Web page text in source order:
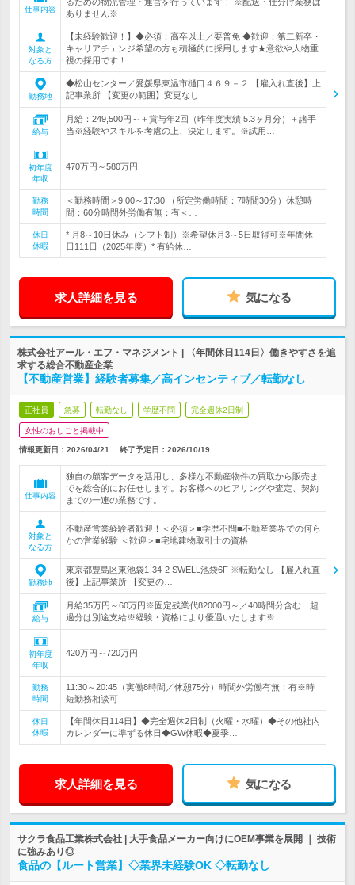
仕事内容
ありません※
対象と
なる方
【未経験歓迎！】◆必須：高卒以上／要普免 ◆歓迎：第二新卒・
キャリアチェンジ希望の方も積極的に採用します★意欲や人物重
視の採用です！
勤務地
◆松山センター／愛媛県東温市樋口４６９－２ 【雇入れ直後】上
記事業所 【変更の範囲】変更なし
給与
月給：249,500円～＋賞与年2回（昨年度実績 5.3ヶ月分）＋諸手
当※経験やスキルを考慮の上、決定します。※試用…
初年度
年収
470万円～580万円
勤務
時間
＜勤務時間＞9:00～17:30 （所定労働時間：7時間30分）休憩時
間：60分時間外労働有無：有＜…
休日
休暇
* 月8～10日休み（シフト制）※希望休月3～5日取得可※年間休
日111日（2025年度）* 有給休…
求人詳細を見る 気になる
株式会社アール・エフ・マネジメント | 〈年間休日114日〉働きやすさを追
求する総合不動産企業
【不動産営業】経験者募集／高インセンティブ／転勤なし
正社員 急募 転勤なし 学歴不問 完全週休2日制
女性のおしごと掲載中
情報更新日：2026/04/21 終了予定日： 2026/10/19
仕事内容
独自の顧客データを活用し、多様な不動産物件の買取から販売ま
でを総合的にお任せします。お客様へのヒアリングや査定、契約
までの一連の業務です。
対象と
なる方
不動産営業経験者歓迎！＜必須＞■学歴不問■不動産業界での何ら
かの営業経験 ＜歓迎＞■宅地建物取引士の資格
勤務地
東京都豊島区東池袋1-34-2 SWELL池袋6F ※転勤なし 【雇入れ直
後】上記事業所 【変更の…
給与
月給35万円～60万円※固定残業代82000円～／40時間分含む 超
過分は別途支給※経験・資格により優遇いたします※…
初年度
年収
420万円～720万円
勤務
時間
11:30～20:45（実働8時間／休憩75分）時間外労働有無：有※時
短勤務相談可
休日
休暇
【年間休日114日】◆完全週休2日制（火曜・水曜）◆その他社内
カレンダーに準ずる休日◆GW休暇◆夏季…
求人詳細を見る 気になる
サクラ食品工業株式会社 | 大手食品メーカー向けにOEM事業を展開 ｜ 技術
に強みあり◎
食品の【ルート営業】◇業界未経験OK ◇転勤なし